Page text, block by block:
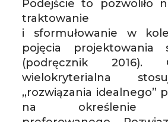
Podejście to pozwoliło
traktowanie
i sformułowanie w
pojęcia projektowania
(podręcznik 2016).
wielokryterialna
„rozwiązania idealnego”
na określenie